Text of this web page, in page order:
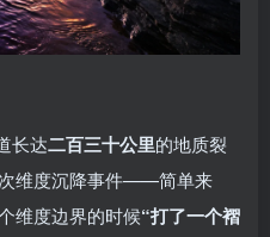
长达二百三十公里的地质裂
维度沉降事件——简单来
维度边界的时候“打了一个褶